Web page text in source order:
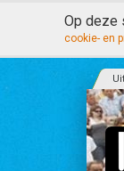
Op deze
cookie- en